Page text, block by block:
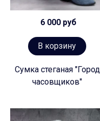
6 000 руб
В корзину
Сумка стеганая "Город
часовщиков"